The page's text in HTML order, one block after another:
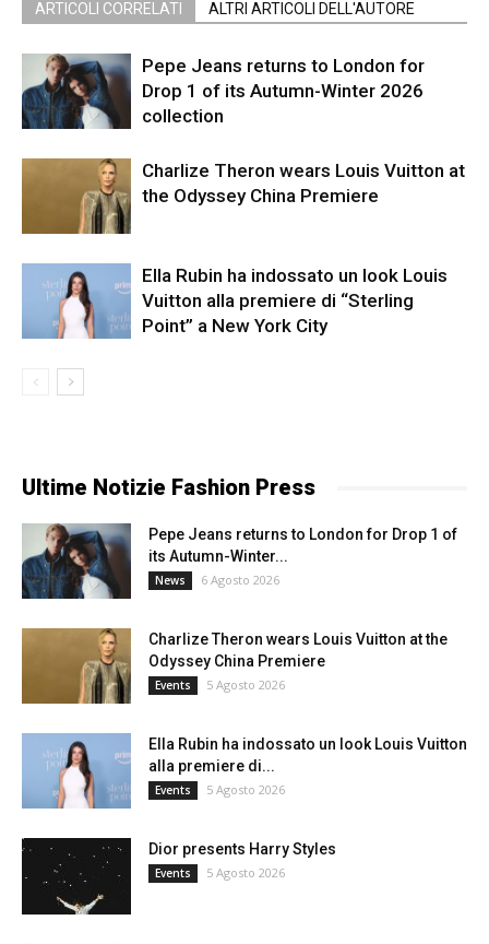
ARTICOLI CORRELATI ALTRI ARTICOLI DELL'AUTORE
Pepe Jeans returns to London for
Drop 1 of its Autumn-Winter 2026
collection
Charlize Theron wears Louis Vuitton at
the Odyssey China Premiere
Ella Rubin ha indossato un look Louis
Vuitton alla premiere di “Sterling
Point” a New York City
Ultime Notizie Fashion Press
Pepe Jeans returns to London for Drop 1 of
its Autumn-Winter...
News 6 Agosto 2026
Charlize Theron wears Louis Vuitton at the
Odyssey China Premiere
Events 5 Agosto 2026
Ella Rubin ha indossato un look Louis Vuitton
alla premiere di...
Events 5 Agosto 2026
Dior presents Harry Styles
Events 5 Agosto 2026